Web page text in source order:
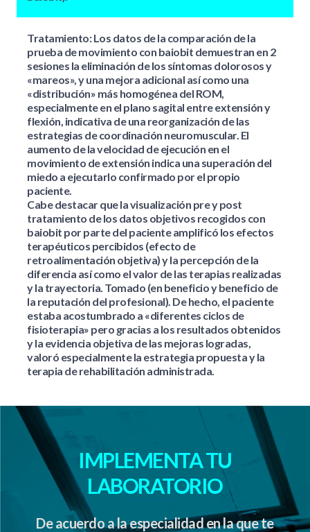
Tratamiento: Los datos de la comparación de la
prueba de movimiento con baiobit demuestran en 2
sesiones la eliminación de los síntomas dolorosos y
«mareos», y una mejora adicional así como una
«distribución» más homogénea del ROM,
especialmente en el plano sagital entre extensión y
flexión, indicativa de una reorganización de las
estrategias de coordinación neuromuscular. El
aumento de la velocidad de ejecución en el
movimiento de extensión indica una superación del
miedo a ejecutarlo confirmado por el propio
paciente.
Cabe destacar que la visualización pre y post
tratamiento de los datos objetivos recogidos con
baiobit por parte del paciente amplificó los efectos
terapéuticos percibidos (efecto de
retroalimentación objetiva) y la percepción de la
diferencia así como el valor de las terapias realizadas
y la trayectoria. Tomado (en beneficio y beneficio de
la reputación del profesional). De hecho, el paciente
estaba acostumbrado a «diferentes ciclos de
fisioterapia» pero gracias a los resultados obtenidos
y la evidencia objetiva de las mejoras logradas,
valoró especialmente la estrategia propuesta y la
terapia de rehabilitación administrada.
IMPLEMENTA TU
LABORATORIO
De acuerdo a la especialidad en la que te